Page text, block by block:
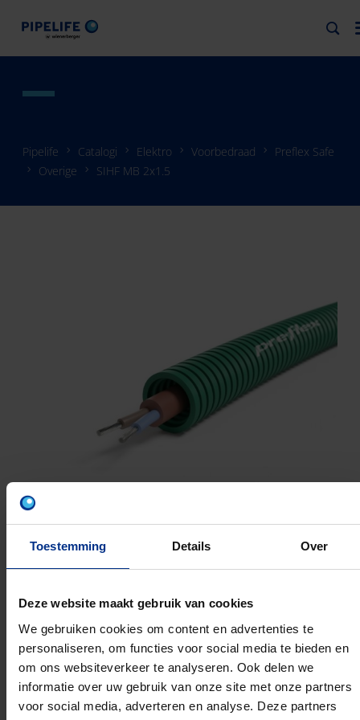
Toestemming Details Over
Deze website maakt gebruik van cookies
We gebruiken cookies om content en advertenties te
personaliseren, om functies voor social media te bieden en
om ons websiteverkeer te analyseren. Ook delen we
informatie over uw gebruik van onze site met onze partners
voor social media, adverteren en analyse. Deze partners
Pipelife Catalogi Elektro Voorbedraad
Preflex Safe
Overige
SIHF MB 2x1.5
SIHF MB 2X1.5
16MM 100M
Artikelnummer: 1234001987
EAN: 5420056280983